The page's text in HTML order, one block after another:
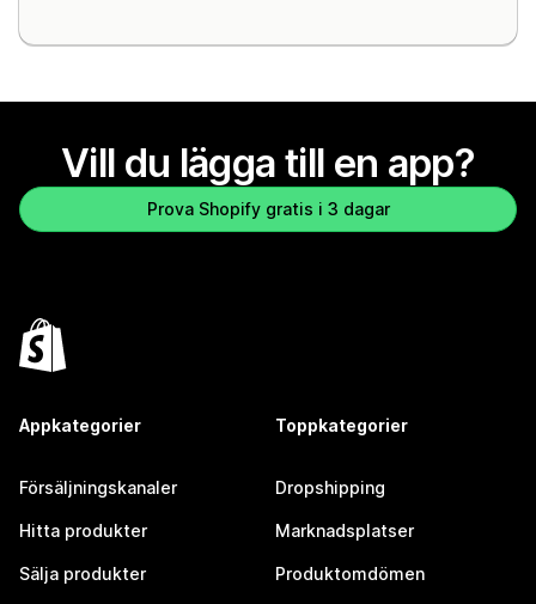
Vill du lägga till en app?
Prova Shopify gratis i 3 dagar
Appkategorier
Försäljningskanaler
Hitta produkter
Sälja produkter
Toppkategorier
Dropshipping
Marknadsplatser
Produktomdömen